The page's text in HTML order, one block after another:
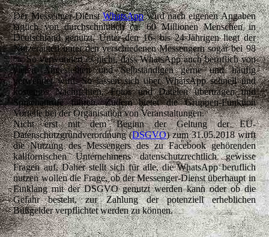
Der Messenger-DienstWhatsAppwird nach eigenen Angaben
täglich von durchschnittlich ca. 60 Millionen Menschen in
Deutschland genutzt. Unter den 16- bis 24-Jährigen liegt der
Nutzeranteil unter den verschiedenen Messengern sogar bei 98
%. So verwundert es nicht, dass WhatsApp auch beruflich von
vielen Angestellten und Selbständigen gerne und häufig
verwendet wird. So lassen sich über WhatsApp schnell und
kostenlos Nachrichten, Fotos und Dateien übertragen und
Sprachanrufe führen. Zudem bietet die Gruppen-Funktion
Vorteile bei der Organisation von Veranstaltungen.
Nicht erst mit dem Beginn der Geltung der EU-
Datenschutzgrundverordnung (DSGVO) zum 31.05.2018 wirft
die Nutzung des Messengers des zu Facebook gehörenden
kalifornischen Unternehmens datenschutzrechtlich gewisse
Fragen auf. Daher stellt sich für alle, die WhatsApp beruflich
nutzen wollen die Frage, ob der Messenger-Dienst überhaupt in
Einklang mit der DSGVO genutzt werden kann oder ob die
Gefahr besteht, zur Zahlung der potenziell erheblichen
Bußgelder verpflichtet werden zu können.